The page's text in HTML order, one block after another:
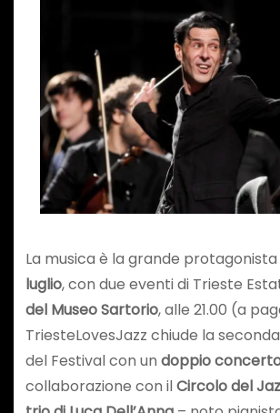
La musica è la grande protagonista
luglio, con due eventi di Trieste
del Museo Sartorio, alle 21.00 (a
TriesteLovesJazz chiude la
del Festival con un doppio
collaborazione con ilCircolo del